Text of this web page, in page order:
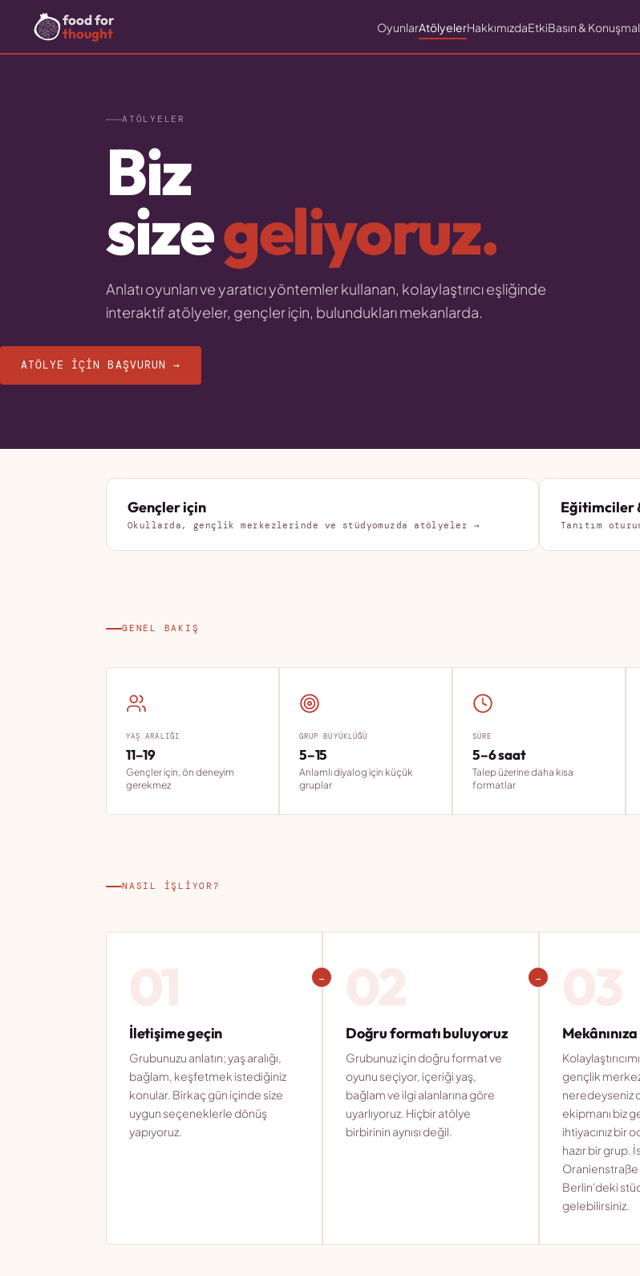
food for
thought
OyunlarAtölyelerHakkımızdaEtkiBasın &
ATÖLYELER
Biz
sizegeliyoruz.
Anlatı oyunları ve yaratıcı yöntemler kullanan, kolaylaştırıcı eşliğinde
interaktif atölyeler, gençler için, bulundukları mekanlarda.
ATÖLYE IÇIN BAŞVURUN →
Gençler için
Okullarda, gençlik merkezlerinde ve stüdyomuzda atölyeler →
Eğitimciler
Tanıtım
GENEL BAKIŞ
YAŞ ARALIĞI
11–19
Gençler için, ön deneyim
gerekmez
GRUP BÜYÜKLÜĞÜ
5–15
Anlamlı diyalog için küçük
gruplar
SÜRE
5–6 saat
Talep üzerine daha kısa
formatlar
NASIL IŞLIYOR?
İletişime geçin
Grubunuzu anlatın; yaş aralığı,
bağlam, keşfetmek istediğiniz
konular. Birkaç gün içinde size
uygun seçeneklerle dönüş
yapıyoruz.
→
Doğru formatı buluyoruz
Grubunuz için doğru format ve
oyunu seçiyor, içeriği yaş,
bağlam ve ilgi alanlarına göre
uyarlıyoruz. Hiçbir atölye
birbirinin aynısı değil.
→
gençlik
neredeyseniz
ekipmanı biz
ihtiyacınız bir
hazır bir grup.
Oranienstraße
Berlin'deki
gelebilirsiniz.